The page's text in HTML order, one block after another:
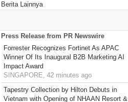
Berita Lainnya
Press Release from PR Newswire
Forrester Recognizes Fortinet As APAC
Winner Of Its Inaugural B2B Marketing AI
Impact Award
SINGAPORE, 42 minutes ago
Tapestry Collection by Hilton Debuts in
Vietnam with Opening of NHAAN Resort &